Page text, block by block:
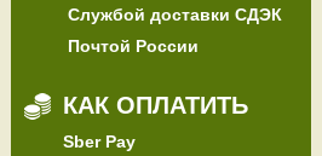
Службой доставки СДЭК
Почтой России
КАК ОПЛАТИТЬ
Sber Pay